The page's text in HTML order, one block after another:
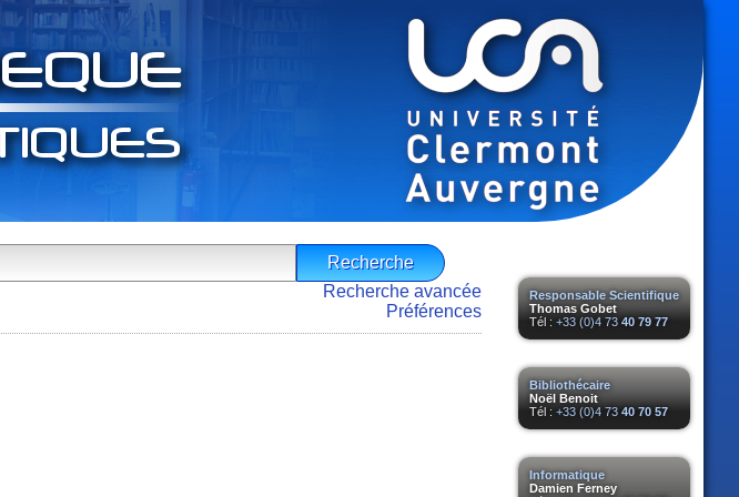
Responsable Scientifique
Thomas Gobet
Tél : +33 (0)4 73 40 79 77
Bibliothécaire
Noël Benoit
Tél : +33 (0)4 73 40 70 57
Informatique
Damien Ferney
Recherche avancée
Préférences